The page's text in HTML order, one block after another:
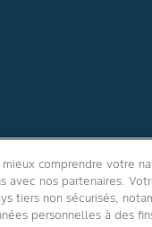
comprendre votre
avec nos partenaires.
tiers non sécurisés,
personnelles à des